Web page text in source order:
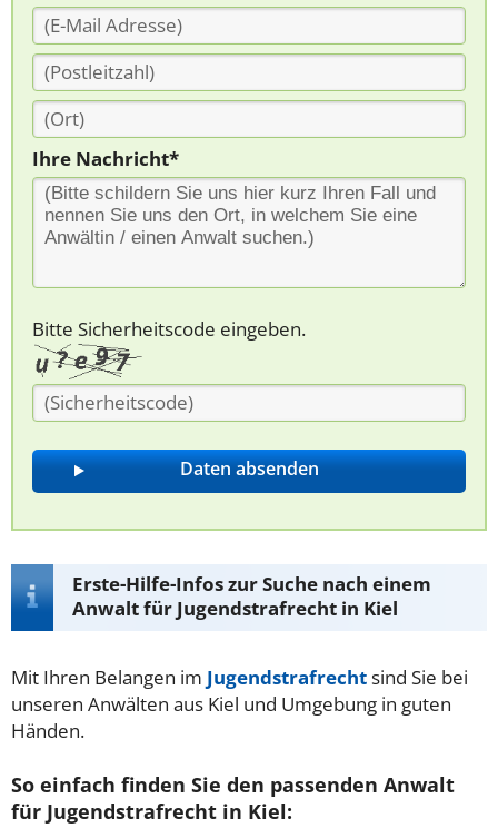
Ihre Nachricht*
Bitte Sicherheitscode eingeben.
Erste-Hilfe-Infos zur Suche nach einem
Anwalt für Jugendstrafrecht in Kiel
Mit Ihren Belangen im Jugendstrafrechtsind Sie bei
unseren Anwälten aus Kiel und Umgebung in guten
Händen.
So einfach finden Sie den passenden Anwalt
für Jugendstrafrecht in Kiel: